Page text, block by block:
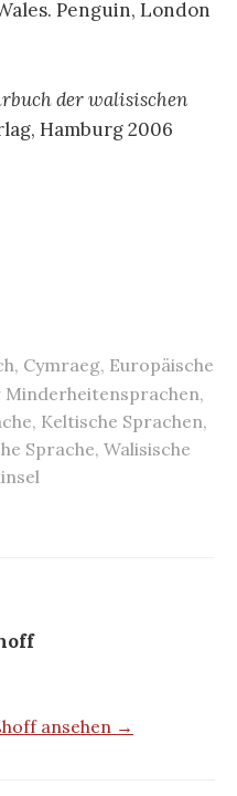
Penguin, London
der walisischen
Hamburg 2006
, Cymraeg, Europäische
,
, Keltische Sprachen,
Sprache, Walisische
ansehen →